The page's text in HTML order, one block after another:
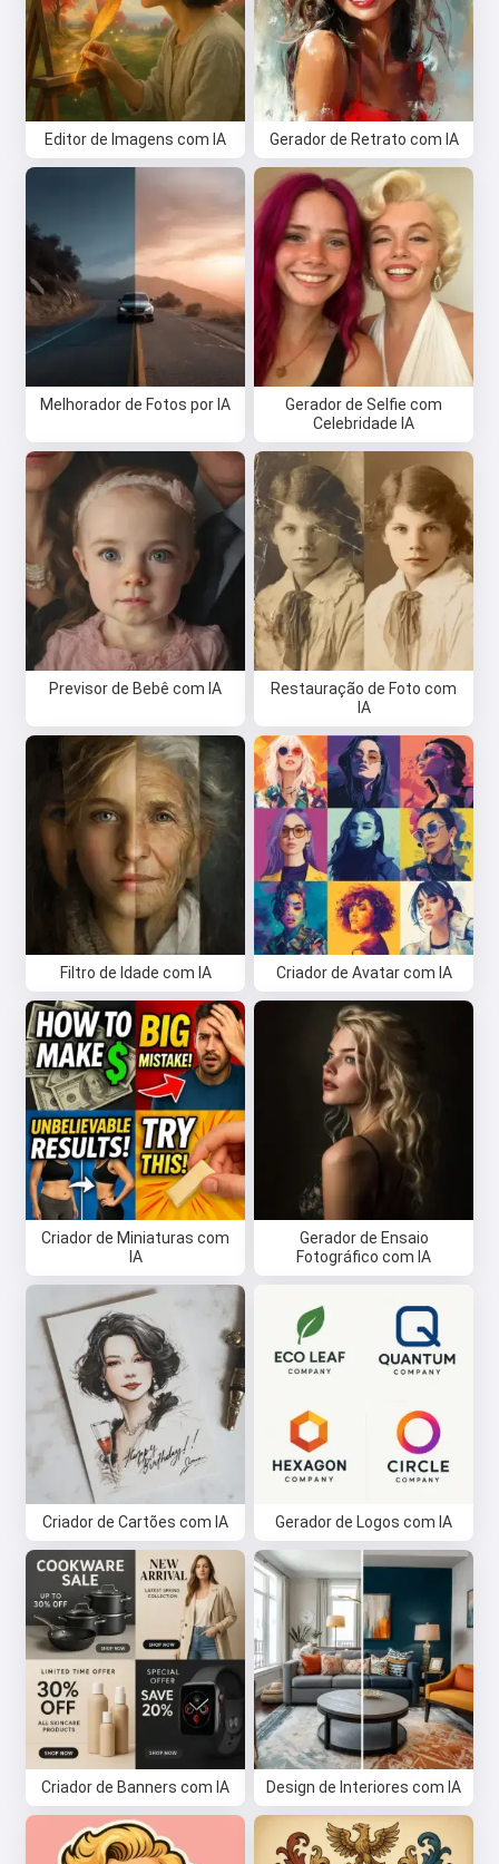
Editor de Imagens com IA Gerador de Retrato com IA
Melhorador de Fotos por IA
Gerador de Selfie com
Celebridade IA
Previsor de Bebê com IA
Restauração de Foto com
IA
Filtro de Idade com IA Criador de Avatar com IA
Criador de Miniaturas com
IA
Gerador de Ensaio
Fotográfico com IA
Criador de Cartões com IA Gerador de Logos com IA
Criador de Banners com IA Design de Interiores com IA